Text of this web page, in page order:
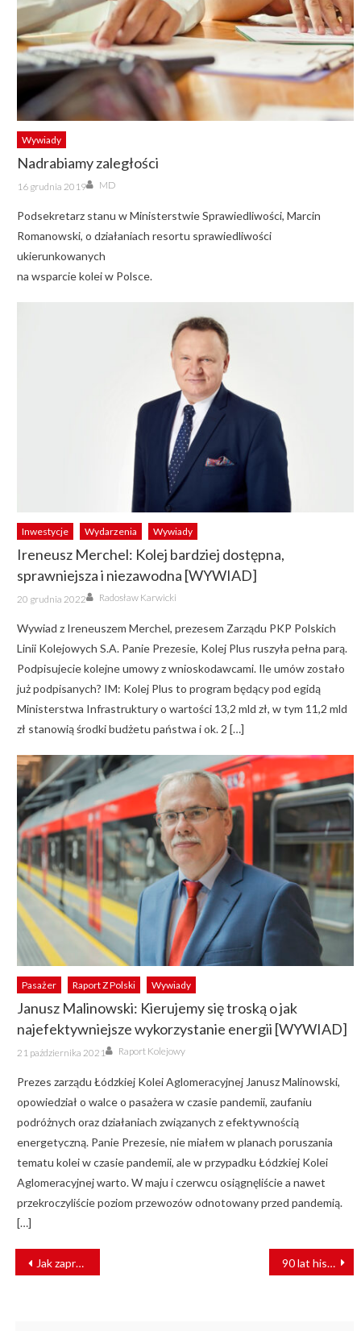
Wywiady
Nadrabiamy zaległości
Posted
on
16 grudnia 2019 Author
MD
Podsekretarz stanu w Ministerstwie Sprawiedliwości, Marcin
Romanowski, o działaniach resortu sprawiedliwości
ukierunkowanych
na wsparcie kolei w Polsce.
Inwestycje Wydarzenia Wywiady
Ireneusz Merchel: Kolej bardziej dostępna,
sprawniejsza i niezawodna [WYWIAD]
Posted
on
20 grudnia 2022 Author
Radosław Karwicki
Wywiad z Ireneuszem Merchel, prezesem Zarządu PKP Polskich
Linii Kolejowych S.A. Panie Prezesie, Kolej Plus ruszyła pełna parą.
Podpisujecie kolejne umowy z wnioskodawcami. Ile umów zostało
już podpisanych? IM: Kolej Plus to program będący pod egidą
Ministerstwa Infrastruktury o wartości 13,2 mld zł, w tym 11,2 mld
zł stanowią środki budżetu państwa i ok. 2 […]
Pasażer Raport Z Polski Wywiady
Janusz Malinowski: Kierujemy się troską o jak
najefektywniejsze wykorzystanie energii [WYWIAD]
Posted
on
21 października 2021 Author
Raport Kolejowy
Prezes zarządu Łódzkiej Kolei Aglomeracyjnej Janusz Malinowski,
opowiedział o walce o pasażera w czasie pandemii, zaufaniu
podróżnych oraz działaniach związanych z efektywnością
energetyczną. Panie Prezesie, nie miałem w planach poruszania
tematu kolei w czasie pandemii, ale w przypadku Łódzkiej Kolei
Aglomeracyjnej warto. W maju i czerwcu osiągnęliście a nawet
przekroczyliście poziom przewozów odnotowany przed pandemią.
[…]
NAWIGACJA
WPISU
Jak zaprojektować cichy pojazd przyszłości? 90 lat historii EKD/WKD